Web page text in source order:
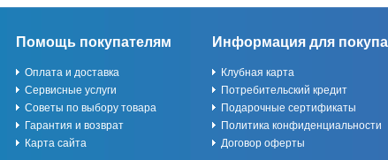
Помощь покупателям
Оплата и доставка
Сервисные услуги
Советы по выбору товара
Гарантия и возврат
Карта сайта
Информация для
Клубная карта
Потребительский кредит
Подарочные сертификаты
Политика конфиденциальности
Договор оферты